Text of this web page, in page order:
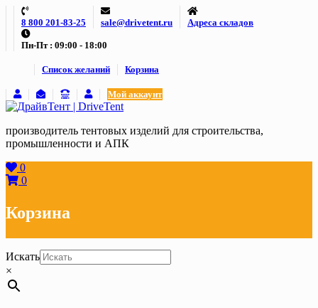
Skip
content
8 800 201-83-25 sale@drivetent.ru Адреса складов
Пн-Пт : 09:00 - 18:00
Список желаний Корзина
Мой аккаунт
производитель тентовых изделий для строительства,
промышленности и АПК
0
0
Корзина
Искать
×